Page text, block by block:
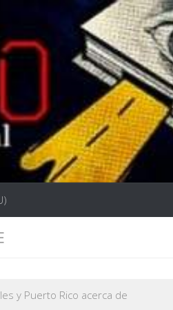
y Puerto Rico acerca de